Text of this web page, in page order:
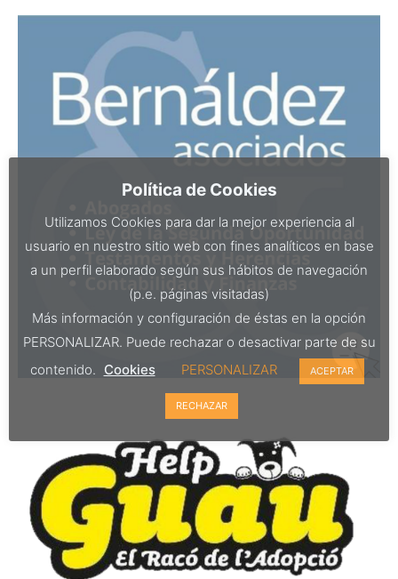
Política de Cookies
Utilizamos Cookies para dar la mejor experiencia al
usuario en nuestro sitio web con fines analíticos en base
a un perfil elaborado según sus hábitos de navegación
(p.e. páginas visitadas)
Más información y configuración de éstas en la opción
PERSONALIZAR. Puede rechazar o desactivar parte de su
contenido. Cookies PERSONALIZAR ACEPTAR
RECHAZAR